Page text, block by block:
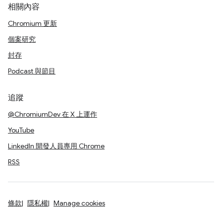
相關內容
Chromium 更新
個案研究
封存
Podcast 與節目
追蹤
@ChromiumDev 在 X 上運作
YouTube
LinkedIn 開發人員專用 Chrome
RSS
條款 隱私權 Manage cookies